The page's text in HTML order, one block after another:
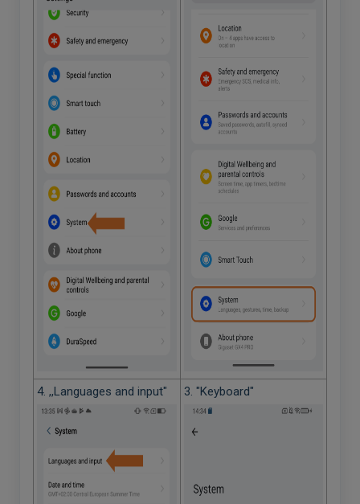
4. ,,Languages and input" 3. "Keyboard"